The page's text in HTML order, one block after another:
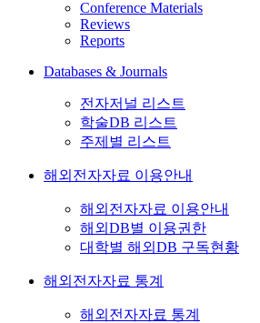
Conference Materials
Reviews
Reports
Databases & Journals
전자저널 리스트
학술DB 리스트
주제별 리스트
해외전자자료 이용안내
해외전자자료 이용안내
해외DB별 이용권한
대학별 해외DB 구독현황
해외전자자료 통계
해외전자자료 통계